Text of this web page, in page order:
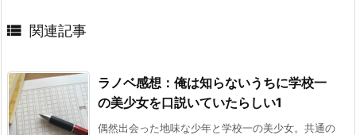
 関連記事
ラノベ感想：俺は知らないうちに学校一
の美少女を口説いていたらしい1
偶然出会った地味な少年と学校一の美少女。共通の